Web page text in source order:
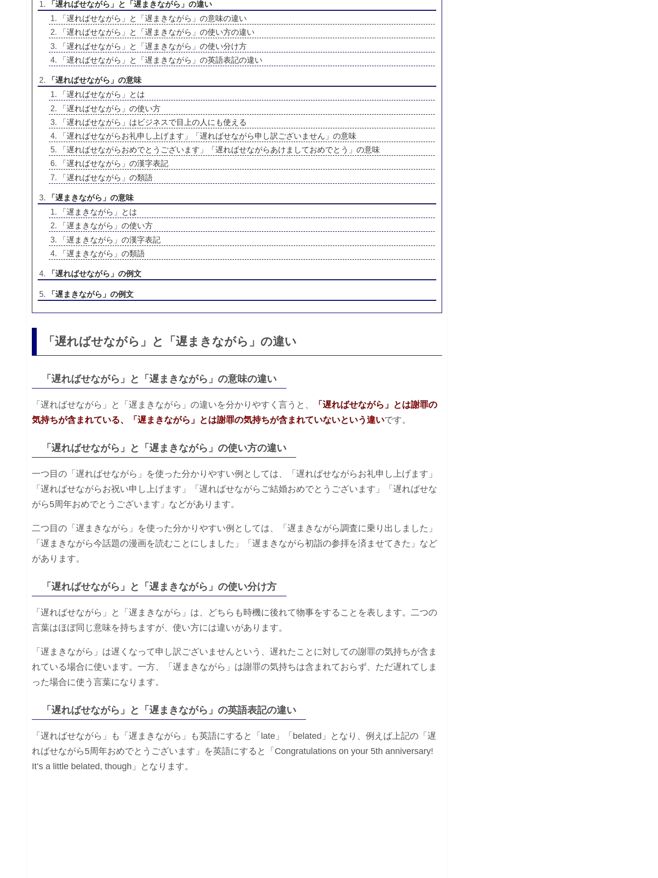
「遅ればせながら」と「遅まきながら」の違い
「遅ればせながら」と「遅まきながら」の意味の違い
「遅ればせながら」と「遅まきながら」の使い方の違い
「遅ればせながら」と「遅まきながら」の使い分け方
「遅ればせながら」と「遅まきながら」の英語表記の違い
「遅ればせながら」の意味
「遅ればせながら」とは
「遅ればせながら」の使い方
「遅ればせながら」はビジネスで目上の人にも使える
「遅ればせながらお礼申し上げます」「遅ればせながら申し訳ございません」の意味
「遅ればせながらおめでとうございます」「遅ればせながらあけましておめでとう」の意味
「遅ればせながら」の漢字表記
「遅ればせながら」の類語
「遅まきながら」の意味
「遅まきながら」とは
「遅まきながら」の使い方
「遅まきながら」の漢字表記
「遅まきながら」の類語
「遅ればせながら」の例文
「遅まきながら」の例文
「遅ればせながら」と「遅まきながら」の違い
「遅ればせながら」と「遅まきながら」の意味の違い
「遅ればせながら」と「遅まきながら」の違いを分かりやすく言うと、
「遅ればせながら」とは謝罪の
気持ちが含まれている、「遅まきながら」とは謝罪の気持ちが含まれていないという違いです。
「遅ればせながら」と「遅まきながら」の使い方の違い
一つ目の「遅ればせながら」を使った分かりやすい例としては、「遅ればせながらお礼申し上げます」
「遅ればせながらお祝い申し上げます」「遅ればせながらご結婚おめでとうございます」「遅ればせな
がら5周年おめでとうございます」などがあります。
二つ目の「遅まきながら」を使った分かりやすい例としては、「遅まきながら調査に乗り出しました」
「遅まきながら今話題の漫画を読むことにしました」「遅まきながら初詣の参拝を済ませてきた」など
があります。
「遅ればせながら」と「遅まきながら」の使い分け方
「遅ればせながら」と「遅まきながら」は、どちらも時機に後れて物事をすることを表します。二つの
言葉はほぼ同じ意味を持ちますが、使い方には違いがあります。
「遅まきながら」は遅くなって申し訳ございませんという、遅れたことに対しての謝罪の気持ちが含ま
れている場合に使います。一方、「遅まきながら」は謝罪の気持ちは含まれておらず、ただ遅れてしま
った場合に使う言葉になります。
「遅ればせながら」と「遅まきながら」の英語表記の違い
「遅ればせながら」も「遅まきながら」も英語にすると「late」「belated」となり、例えば上記の「遅
ればせながら5周年おめでとうございます」を英語にすると「Congratulations on your 5th anniversary!
It’s a little belated, though」となります。